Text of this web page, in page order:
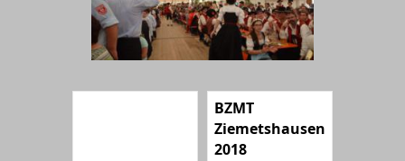
BZMT
Ziemetshausen
2018